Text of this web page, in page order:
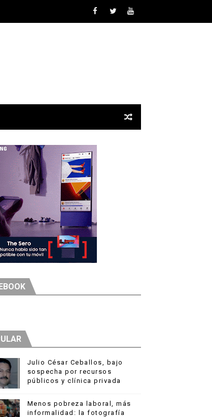
como antes
Elon Musk
por ti
Álvarez
Julio César Ceballos, bajo
sospecha por recursos
públicos y clínica privada
Menos pobreza laboral, más
informalidad: la fotografía